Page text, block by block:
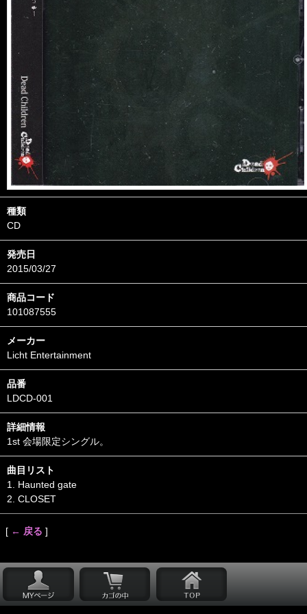
種類
CD
発売日
2015/03/27
商品コード
101087555
メーカー
Licht Entertainment
品番
LDCD-001
詳細情報
1st 会場限定シングル。
曲目リスト
1. Haunted gate
2. CLOSET
[ ← 戻る ]